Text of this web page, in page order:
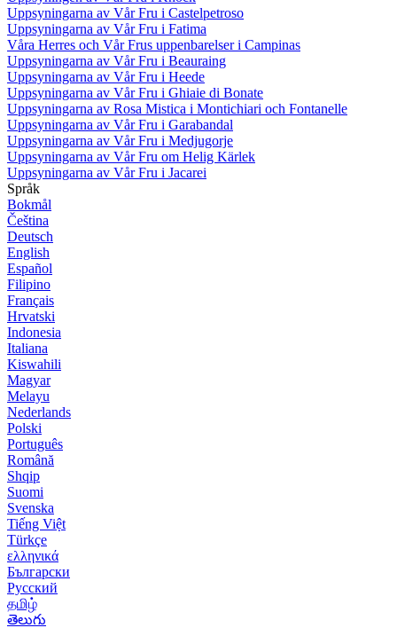
Uppsyningarna av Vår Fru i Castelpetroso
Uppsyningarna av Vår Fru i Fatima
Våra Herres och Vår Frus uppenbarelser i Campinas
Uppsyningarna av Vår Fru i Beauraing
Uppsyningarna av Vår Fru i Heede
Uppsyningarna av Vår Fru i Ghiaie di Bonate
Uppsyningarna av Rosa Mistica i Montichiari och Fontanelle
Uppsyningarna av Vår Fru i Garabandal
Uppsyningarna av Vår Fru i Medjugorje
Uppsyningarna av Vår Fru om Helig Kärlek
Uppsyningarna av Vår Fru i Jacarei
Språk
Bokmål
Čeština
Deutsch
English
Español
Filipino
Français
Hrvatski
Indonesia
Italiana
Kiswahili
Magyar
Melayu
Nederlands
Polski
Português
Română
Shqip
Suomi
Svenska
Tiếng Việt
Türkçe
ελληνικά
Български
Русский
தமிழ்
తెలుగు